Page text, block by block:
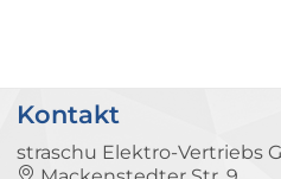
Kontakt
straschu Elektro-Vertriebs